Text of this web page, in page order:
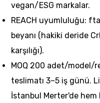
vegan/ESG markalar.
REACH uyumluluğu:
beyanı (hakiki deride
karşılığı).
MOQ 200 adet/model/
teslimatı 3–5 iş günü.
İstanbul Merter'de hem